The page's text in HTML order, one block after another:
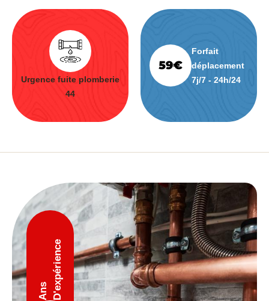
Urgence fuite plomberie
44
Forfait
déplacement
7j/7 - 24h/24
Ans D'expérience